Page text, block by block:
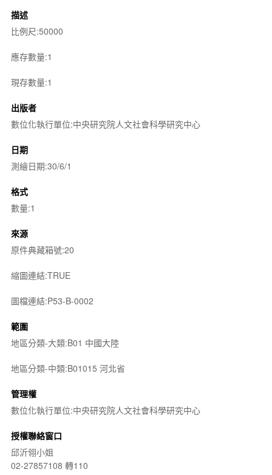
描述
比例尺:50000
應存數量:1
現存數量:1
出版者
數位化執行單位:中央研究院人文社會科學研究中心
日期
測繪日期:30/6/1
格式
數量:1
來源
原件典藏箱號:20
縮圖連結:TRUE
圖檔連結:P53-B-0002
範圍
地區分類-大類:B01 中國大陸
地區分類-中類:B01015 河北省
管理權
數位化執行單位:中央研究院人文社會科學研究中心
授權聯絡窗口
邱沂翎小姐
02-27857108 轉110